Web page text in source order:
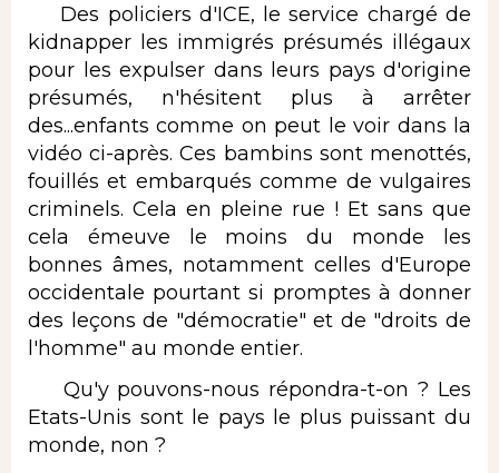
Des policiers d'ICE, le service chargé de
kidnapper les immigrés présumés illégaux
pour les expulser dans leurs pays d'origine
présumés, n'hésitent plus à arrêter
des...enfants comme on peut le voir dans la
vidéo ci-après. Ces bambins sont menottés,
fouillés et embarqués comme de vulgaires
criminels. Cela en pleine rue ! Et sans que
cela émeuve le moins du monde les
bonnes âmes, notamment celles d'Europe
occidentale pourtant si promptes à donner
des leçons de "démocratie" et de "droits de
l'homme" au monde entier.
Qu'y pouvons-nous répondra-t-on ? Les
Etats-Unis sont le pays le plus puissant du
monde, non ?